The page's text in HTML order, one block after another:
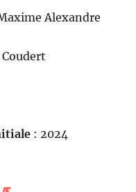
Alexandre
: 2024